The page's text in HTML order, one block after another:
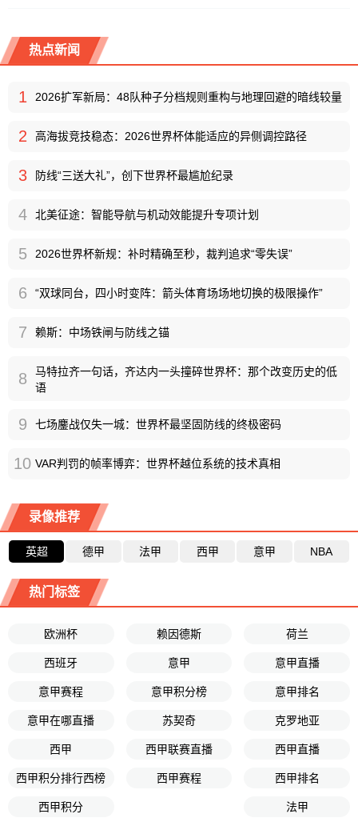
热点新闻
1 2026扩军新局：48队种子分档规则重构与地理回避的暗线较量
2 高海拔竞技稳态：2026世界杯体能适应的异侧调控路径
3 防线“三送大礼”，创下世界杯最尴尬纪录
4 北美征途：智能导航与机动效能提升专项计划
5 2026世界杯新规：补时精确至秒，裁判追求“零失误”
6 “双球同台，四小时变阵：箭头体育场场地切换的极限操作”
7 赖斯：中场铁闸与防线之锚
8
马特拉齐一句话，齐达内一头撞碎世界杯：那个改变历史的低
语
9 七场鏖战仅失一城：世界杯最坚固防线的终极密码
10 VAR判罚的帧率博弈：世界杯越位系统的技术真相
录像推荐
英超 德甲 法甲 西甲 意甲 NBA
热门标签
欧洲杯 赖因德斯 荷兰
西班牙 意甲 意甲直播
意甲赛程 意甲积分榜 意甲排名
意甲在哪直播 苏契奇 克罗地亚
西甲 西甲联赛直播 西甲直播
西甲积分排行西榜 西甲赛程 西甲排名
西甲积分 法甲